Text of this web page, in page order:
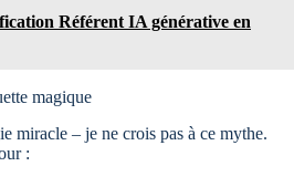
Référent IA générative en
magique
miracle – je ne crois pas à ce mythe.
: